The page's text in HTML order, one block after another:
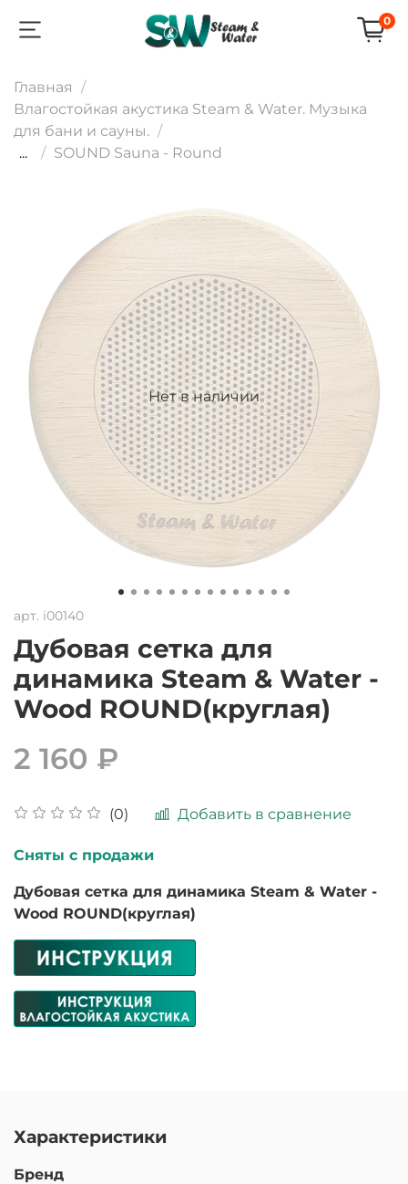
0
Главная
Влагостойкая акустика Steam & Water. Музыка
для бани и сауны.
...
SOUND Sauna - Round
Нет в наличии
арт. i00140
Дубовая сетка для
динамика Steam & Water -
Wood ROUND(круглая)
(0) Добавить в сравнение
2 160 ₽
Сняты с продажи
Дубовая сетка для динамика Steam & Water -
Wood ROUND(круглая)
Характеристики
Бренд